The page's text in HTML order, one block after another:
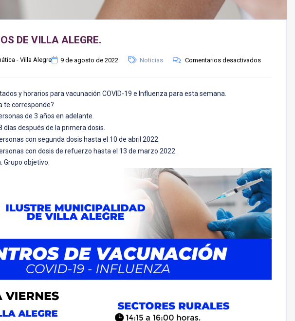
DE VILLA ALEGRE.
- Villa Alegre 9 de agosto de 2022 Noticias Comentarios desactivados
y horarios para vacunación COVID-19 e Influenza para esta semana.
te corresponde?
de 3 años en adelante.
días después de la primera dosis.
con segunda dosis hasta el 10 de abril 2022.
con dosis de refuerzo hasta el 13 de marzo 2022.
Grupo objetivo.